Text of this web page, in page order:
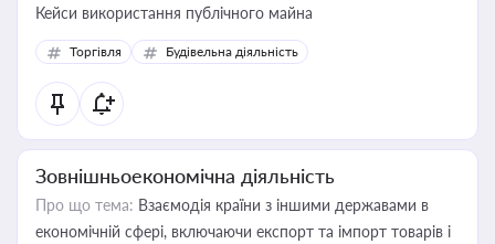
Кейси використання публічного майна
Торгівля Будівельна діяльність
Зовнішньоекономічна діяльність
Про що тема: Взаємодія країни з іншими державами в
економічній сфері, включаючи експорт та імпорт товарів і